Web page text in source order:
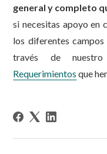
general y completo
si necesitas apoyo en
los diferentes
través de
Requerimientos que